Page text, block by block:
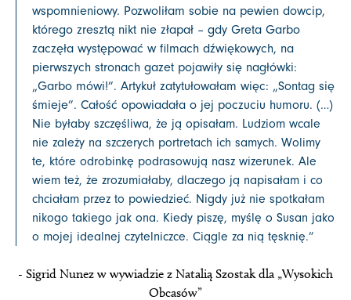
wspomnieniowy. Pozwoliłam sobie na pewien dowcip,
którego zresztą nikt nie złapał – gdy Greta Garbo
zaczęła występować w filmach dźwiękowych, na
pierwszych stronach gazet pojawiły się nagłówki:
„Garbo mówi!”. Artykuł zatytułowałam więc: „Sontag się
śmieje”. Całość opowiadała o jej poczuciu humoru. (…)
Nie byłaby szczęśliwa, że ją opisałam. Ludziom wcale
nie zależy na szczerych portretach ich samych. Wolimy
te, które odrobinkę podrasowują nasz wizerunek. Ale
wiem też, że zrozumiałaby, dlaczego ją napisałam i co
chciałam przez to powiedzieć. Nigdy już nie spotkałam
nikogo takiego jak ona. Kiedy piszę, myślę o Susan jako
o mojej idealnej czytelniczce. Ciągle za nią tęsknię.”
- Sigrid Nunez w wywiadzie z Natalią Szostak dla „Wysokich
Obcasów”